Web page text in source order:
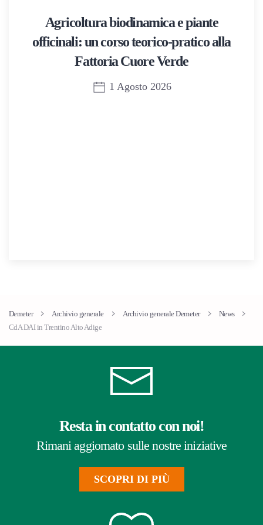
Agricoltura biodinamica e piante
officinali: un corso teorico-pratico alla
Fattoria Cuore Verde
1 Agosto 2026
Demeter Archivio generale Archivio generale Demeter
News
CdA DAI in Trentino Alto Adige
Resta in contatto con noi!
Rimani aggiornato sulle nostre iniziative
SCOPRI DI PIÙ